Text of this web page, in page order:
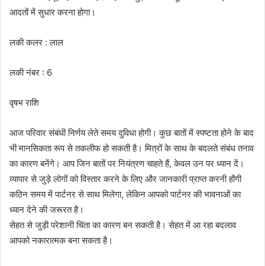
आदतों में सुधार करना होगा।
लकी कलर : लाल
लकी नंबर : 6
वृषभ राशि
आज परिवार संबंधी निर्णय लेते समय दुविधा होगी। कुछ बातों में स्पष्टता होने के बाद
भी मानसिकता रूप से तकलीफ हो सकती है। मित्रों के साथ के बदलते संबंध तनाव
का कारण बनेंगे। आप जिन बातों पर नियंत्रण चाहते हैं, केवल उन पर ध्यान दें।
व्यापार से जुड़े लोगों को विस्तार करने के लिए और जानकारी प्राप्त करनी होंगी
कठिन समय में पार्टनर से साथ मिलेगा, लेकिन आपको पार्टनर की भावनाओं का
ध्यान देने की जरूरत है।
सेहत से जुड़ी परेशानी चिंता का कारण बन सकती है। सेहत में आ रहा बदलाव
आपको नकारात्मक बना सकता है।